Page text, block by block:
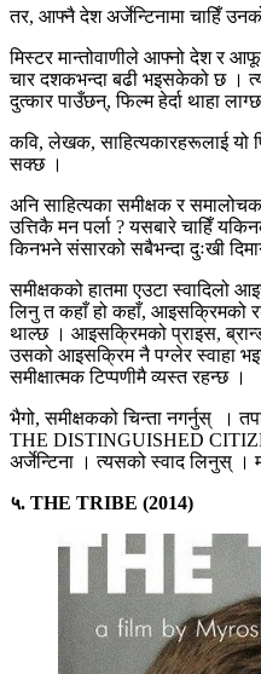
तर, आफ्नै देश अर्जेन्टिनामा चाहिँ
मिस्टर मान्तोवाणीले आफ्नो देश र
चार दशकभन्दा बढी भइसकेको छ ।
दुत्कार पाउँछन्, फिल्म हेर्दा थाहा
कवि, लेखक, साहित्यकारहरूलाई यो
सक्छ ।
अनि साहित्यका समीक्षक र
उत्तिकै मन पर्ला ? यसबारे चाहिँ
किनभने संसारको सबैभन्दा दुःखी
समीक्षकको हातमा एउटा स्वादिलो
लिनु त कहाँ हो कहाँ, आइसक्रिमको
थाल्छ । आइसक्रिमको प्राइस,
उसको आइसक्रिम नै पग्लेर स्वाहा
समीक्षात्मक टिप्पणीमै व्यस्त रहन्छ ।
भैगो, समीक्षकको चिन्ता नगर्नुस् ।
THE DISTINGUISHED
अर्जेन्टिना । त्यसको स्वाद लिनुस्
५. THE TRIBE (2014)